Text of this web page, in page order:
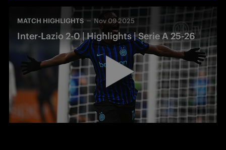
MATCH HIGHLIGHTS Nov 09 2025
Inter-Lazio 2-0 | Highlights | Serie A 25-26